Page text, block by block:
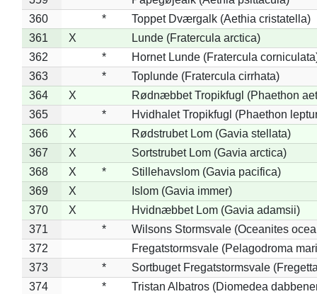
360
*
Toppet Dværgalk (Aethia cristatella)
361
X
Lunde (Fratercula arctica)
362
*
Hornet Lunde (Fratercula
363
*
Toplunde (Fratercula cirrhata)
364
X
Rødnæbbet Tropikfugl (Phaethon
365
*
Hvidhalet Tropikfugl (Phaethon
366
X
Rødstrubet Lom (Gavia stellata)
367
X
Sortstrubet Lom (Gavia arctica)
368
X *
Stillehavslom (Gavia pacifica)
369
X
Islom (Gavia immer)
370
X
Hvidnæbbet Lom (Gavia adamsii)
371
*
Wilsons Stormsvale (Oceanites
372
Fregatstormsvale (Pelagodroma
373
*
Sortbuget Fregatstormsvale
374
*
Tristan Albatros (Diomedea